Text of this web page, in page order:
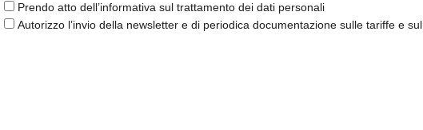
Prendo atto dell’informativa sul trattamento dei dati personali
Autorizzo l’invio della newsletter e di periodica documentazione sulle tariffe e